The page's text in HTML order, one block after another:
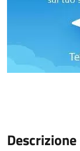
Descrizione